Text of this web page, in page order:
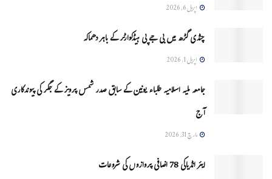
اپریل 6, 2026
چنڈی گڑھ میں بی جے پی ہیڈکوارٹر کے باہر دھماکہ
اپریل 1, 2026
جامعہ ملیہ اسلامیہ طلباء یونین کے سابق صدر شمس پرویز کے جگر کی پیوندکاری
آج
مارچ 31, 2026
ایئر انڈیاکی 78 اضافی پروازوں کی شروعات